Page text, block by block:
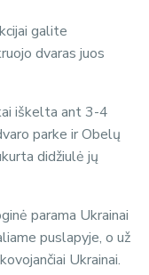
galite
dvaras juos
iškelta ant 3-4
parke ir Obelų
didžiulė jų
parama Ukrainai
puslapyje, o už
Ukrainai.